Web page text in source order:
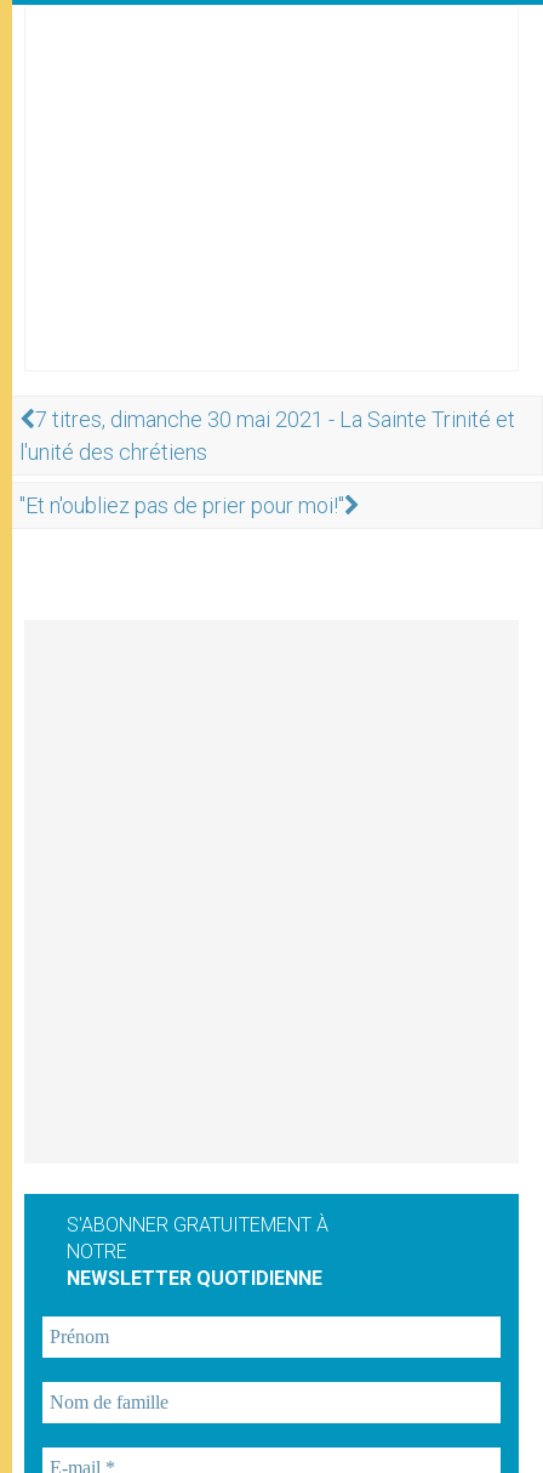
7 titres, dimanche 30 mai 2021 - La Sainte Trinité et
l'unité des chrétiens
"Et n'oubliez pas de prier pour moi!"
S'ABONNER GRATUITEMENT À
NOTRE
NEWSLETTER QUOTIDIENNE